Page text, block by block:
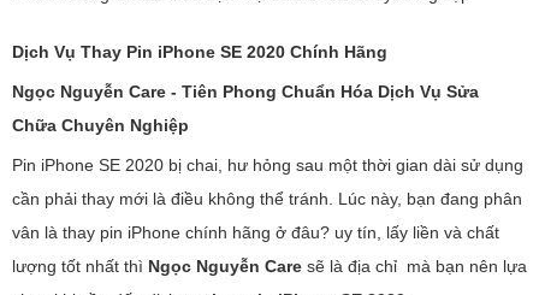
Dịch Vụ Thay Pin iPhone SE 2020 Chính Hãng
Ngọc Nguyễn Care - Tiên Phong Chuẩn Hóa Dịch Vụ Sửa
Chữa Chuyên Nghiệp
Pin iPhone SE 2020 bị chai, hư hỏng sau một thời gian dài sử dụng
cần phải thay mới là điều không thể tránh. Lúc này, bạn đang phân
vân là thay pin iPhone chính hãng ở đâu? uy tín, lấy liền và chất
lượng tốt nhất thì Ngọc Nguyễn Care sẽ là địa chỉ mà bạn nên lựa